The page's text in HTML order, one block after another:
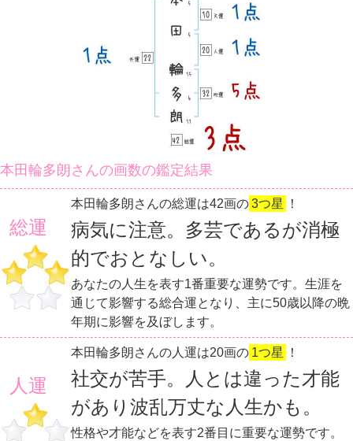
本田輪多朗さんの画数の鑑定結果
総運
本田輪多朗さんの総運は42画の3つ星 ！
病気に注意。多芸であるが消極
的でおとなしい。
あなたの人生を表す1番重要な運勢です。生涯を
通じて影響する総合運となり、主に50歳以降の晩
年期に影響を及ぼします。
人運
本田輪多朗さんの人運は20画の 1つ星 ！
社交が苦手。人とは違った才能
があり波乱万丈な人生かも。
性格や才能などを表す2番目に重要な運勢です。